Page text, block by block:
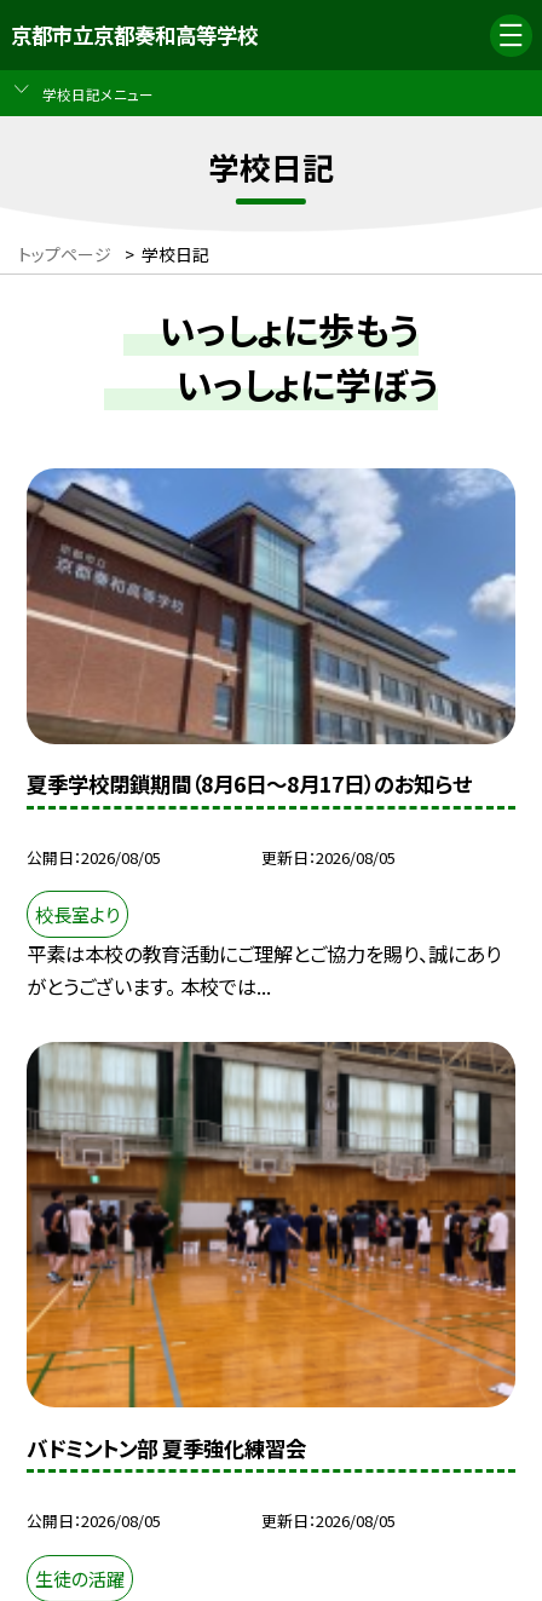
京都市立京都奏和高等学校
学校日記メニュー
学校日記
トップページ > 学校日記
いっしょに歩もう
いっしょに学ぼう
夏季学校閉鎖期間（8月6日～8月17日）のお知らせ
公開日 2026/08/05 更新日 2026/08/05
校長室より
平素は本校の教育活動にご理解とご協力を賜り、誠にあり
がとうございます。 本校では...
バドミントン部 夏季強化練習会
公開日 2026/08/05 更新日 2026/08/05
生徒の活躍